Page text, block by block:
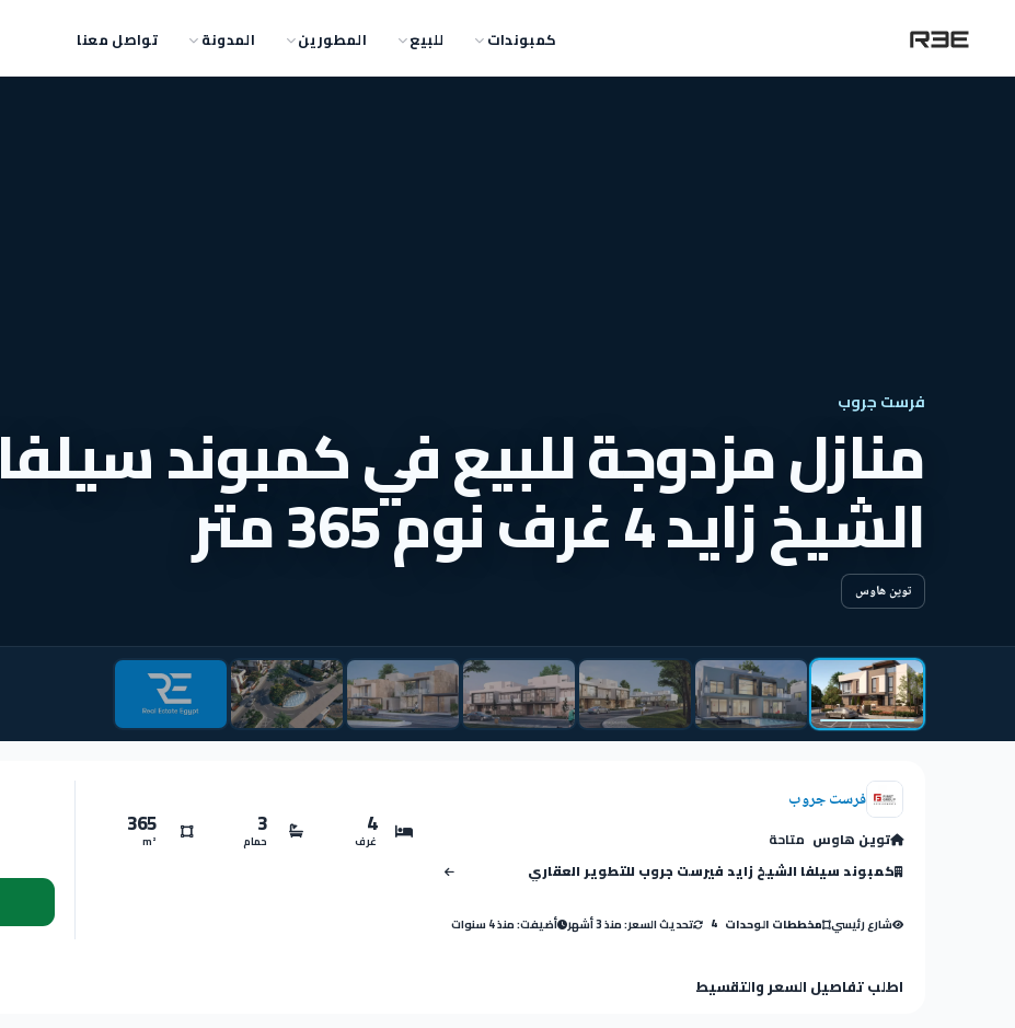
كمبوندات للبيع المطورين المدونة تواصل معنا
فرست جروب
منازل مزدوجة للبيع في كمبوند سيلفا
الشيخ زايد 4 غرف نوم 365 متر
توين هاوس
فرست جروب
توين هاوس متاحة
كمبوند سيلفا الشيخ زايد فيرست جروب للتطوير العقاري
4
غرف
3
حمام
365
m²
شارع رئيسي مخططات الوحدات 4 تحديث السعر: منذ 3 أشهر أضيفت: منذ 4 سنوات
اطلب تفاصيل السعر والتقسيط